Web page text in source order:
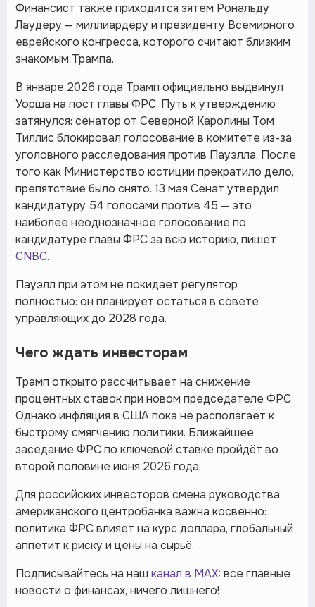
Финансист также приходится зятем Рональду
Лаудеру — миллиардеру и президенту Всемирного
еврейского конгресса, которого считают близким
знакомым Трампа.
В январе 2026 года Трамп официально выдвинул
Уорша на пост главы ФРС. Путь к утверждению
затянулся: сенатор от Северной Каролины Том
Тиллис блокировал голосование в комитете из-за
уголовного расследования против Пауэлла. После
того как Министерство юстиции прекратило дело,
препятствие было снято. 13 мая Сенат утвердил
кандидатуру 54 голосами против 45 — это
наиболее неоднозначное голосование по
кандидатуре главы ФРС за всю историю, пишет
CNBC.
Пауэлл при этом не покидает регулятор
полностью: он планирует остаться в совете
управляющих до 2028 года.
Чего ждать инвесторам
Трамп открыто рассчитывает на снижение
процентных ставок при новом председателе ФРС.
Однако инфляция в США пока не располагает к
быстрому смягчению политики. Ближайшее
заседание ФРС по ключевой ставке пройдёт во
второй половине июня 2026 года.
Для российских инвесторов смена руководства
американского центробанка важна косвенно:
политика ФРС влияет на курс доллара, глобальный
аппетит к риску и цены на сырьё.
Подписывайтесь на наш канал в MAX: все главные
новости о финансах, ничего лишнего!